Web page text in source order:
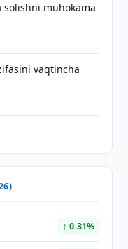
muhokama
vaqtincha
↑ 0.31%